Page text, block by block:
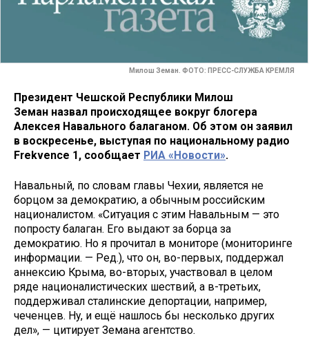
Милош Земан. ФОТО: ПРЕСС-СЛУЖБА КРЕМЛЯ
Президент Чешской Республики Милош
Земан назвал происходящее вокруг блогера
Алексея Навального балаганом. Об этом он заявил
в воскресенье, выступая по национальному радио
Frekvence 1, сообщает РИА «Новости».
Навальный, по словам главы Чехии, является не
борцом за демократию, а обычным российским
националистом. «Ситуация с этим Навальным — это
попросту балаган. Его выдают за борца за
демократию. Но я прочитал в мониторе (мониторинге
информации. — Ред.), что он, во-первых, поддержал
аннексию Крыма, во-вторых, участвовал в целом
ряде националистических шествий, а в-третьих,
поддерживал сталинские депортации, например,
чеченцев. Ну, и ещё нашлось бы несколько других
дел», — цитирует Земана агентство.